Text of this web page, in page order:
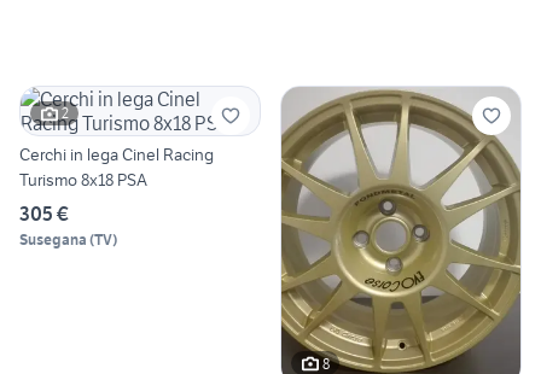
2
Cerchi in lega Cinel Racing
Turismo 8x18 PSA
305 €
Susegana (TV)
8